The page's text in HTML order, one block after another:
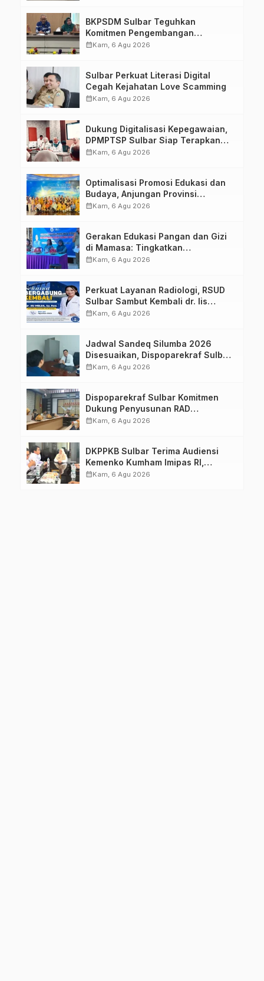
BKPSDM Sulbar Teguhkan
Komitmen Pengembangan
Kompetensi ASN melalui
calendar_monthKam, 6 Agu 2026
Sulbar Perkuat Literasi Digital
Cegah Kejahatan Love Scamming
calendar_monthKam, 6 Agu 2026
Dukung Digitalisasi Kepegawaian,
DPMPTSP Sulbar Siap Terapkan
Aplikasi FLEKSI ASN
calendar_monthKam, 6 Agu 2026
Optimalisasi Promosi Edukasi dan
Budaya, Anjungan Provinsi
Sulawesi Barat Perkuat Kolaborasi
calendar_monthKam, 6 Agu 2026
Gerakan Edukasi Pangan dan Gizi
di Mamasa: Tingkatkan
Pengetahuan dan Keterampilan
calendar_monthKam, 6 Agu 2026
Perkuat Layanan Radiologi, RSUD
Sulbar Sambut Kembali dr. Iis
Imelda, Sp.Rad
calendar_monthKam, 6 Agu 2026
Jadwal Sandeq Silumba 2026
Disesuaikan, Dispoparekraf Sulbar
Pastikan Persiapan Tetap
calendar_monthKam, 6 Agu 2026
Dispoparekraf Sulbar Komitmen
Dukung Penyusunan RAD
TPB/SDGs Sulawesi Barat
calendar_monthKam, 6 Agu 2026
DKPPKB Sulbar Terima Audiensi
Kemenko Kumham Imipas RI,
Perkuat Pelayanan Kesehatan bagi
calendar_monthKam, 6 Agu 2026